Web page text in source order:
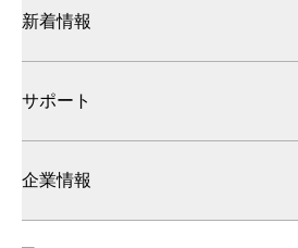
新着情報
サポート
企業情報